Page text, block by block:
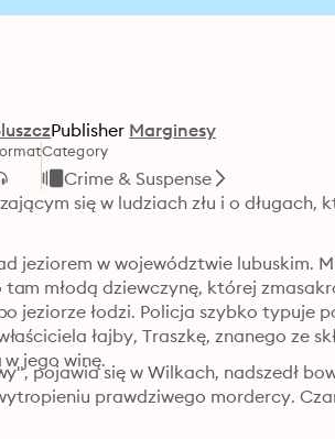
Publisher Marginesy
Category
Crime & Suspense
się w ludziach złu i o długach,
jeziorem w województwie lubuskim.
młodą dziewczynę, której
jeziorze łodzi. Policja szybko typuje
łajby, Traszkę, znanego ze
jego winę.
pojawia się w Wilkach, nadszedł
prawdziwego mordercy.